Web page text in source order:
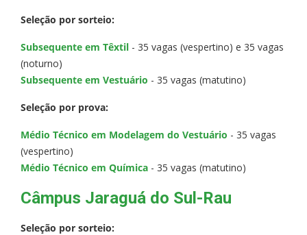
Seleção por sorteio:
Subsequente em Têxtil - 35 vagas (vespertino) e 35 vagas
(noturno)
Subsequente em Vestuário - 35 vagas (matutino)
Seleção por prova:
Médio Técnico em Modelagem do Vestuário - 35 vagas
(vespertino)
Médio Técnico em Química - 35 vagas (matutino)
Câmpus Jaraguá do Sul-Rau
Seleção por sorteio: